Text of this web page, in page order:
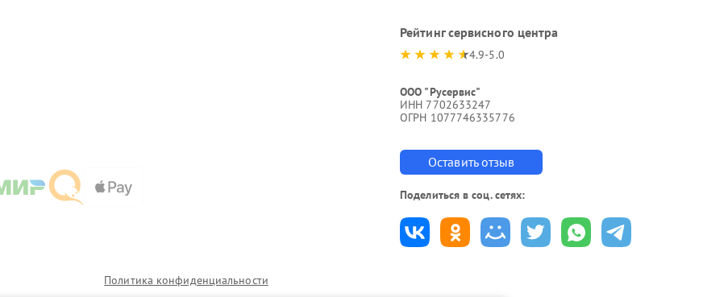
Рейтинг сервисного центра
4.9-5.0
ООО "Русервис"
ИНН 7702633247
ОГРН 1077746335776
Оставить отзыв
Поделиться в соц. сетях:
Политика конфиденциальности